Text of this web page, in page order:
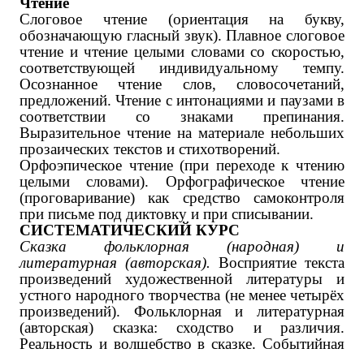
Слоговое чтение (ориентация на букву,
обозначающую гласный звук). Плавное слоговое
чтение и чтение целыми словами со скоростью,
соответствующей индивидуальному темпу.
Осознанное чтение слов, словосочетаний,
предложений. Чтение с интонациями и паузами в
соответствии со знаками препинания.
Выразительное чтение на материале небольших
прозаических текстов и стихотворений.
Орфоэпическое чтение (при переходе к чтению
целыми словами). Орфографическое чтение
(проговаривание) как средство самоконтроля
при письме под диктовку и при списывании.
СИСТЕМАТИЧЕСКИЙ КУРС
Сказка фольклорная (народная) и
литературная (авторская). Восприятие текста
произведений художественной литературы и
устного народного творчества (не менее четырёх
произведений). Фольклорная и литературная
(авторская) сказка: сходство и различия.
Реальность и волшебство в сказке. Событийная